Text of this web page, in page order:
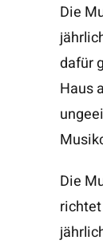
Die
dafür
Haus
Die